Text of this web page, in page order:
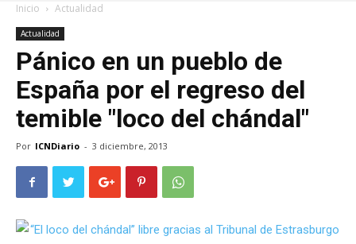
Inicio Actualidad
Actualidad
Pánico en un pueblo de
España por el regreso del
temible "loco del chándal"
Por ICNDiario - 3 diciembre, 2013